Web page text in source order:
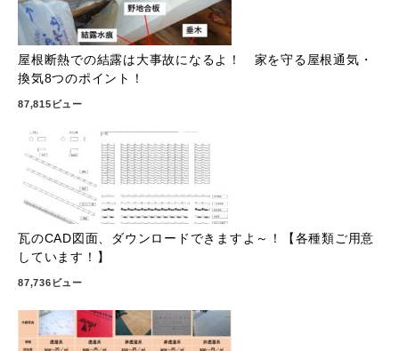
屋根断熱での結露は大事故になるよ！ 家を守る屋根通気・
換気8つのポイント！
87,815ビュー
瓦のCAD図面、ダウンロードできますよ～！【各種類ご用意
しています！】
87,736ビュー